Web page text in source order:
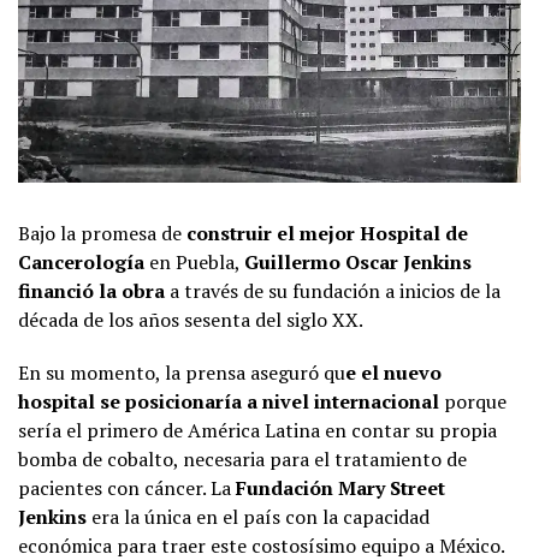
Bajo la promesa de construir el mejor Hospital de
Cancerología en Puebla, Guillermo Oscar Jenkins
financió la obra a través de su fundación a inicios de la
década de los años sesenta del siglo XX.
En su momento, la prensa aseguró que el nuevo
hospital se posicionaría a nivel internacional porque
sería el primero de América Latina en contar su propia
bomba de cobalto, necesaria para el tratamiento de
pacientes con cáncer. LaFundación Mary Street
Jenkins era la única en el país con la capacidad
económica para traer este costosísimo equipo a México.